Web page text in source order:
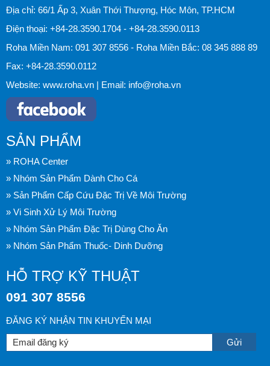
Địa chỉ: 66/1 Ấp 3, Xuân Thới Thượng, Hóc Môn, TP.HCM
Điện thoại: +84-28.3590.1704 - +84-28.3590.0113
Roha Miền Nam: 091 307 8556 - Roha Miền Bắc: 08 345 888 89
Fax: +84-28.3590.0112
Website: www.roha.vn | Email: info@roha.vn
SẢN PHẨM
» ROHA Center
» Nhóm Sản Phẩm Dành Cho Cá
» Sản Phẩm Cấp Cứu Đặc Trị Về Môi Trường
» Vi Sinh Xử Lý Môi Trường
» Nhóm Sản Phẩm Đặc Trị Dùng Cho Ăn
» Nhóm Sản Phẩm Thuốc- Dinh Dưỡng
HỖ TRỢ KỸ THUẬT
091 307 8556
ĐĂNG KÝ NHẬN TIN KHUYẾN MẠI